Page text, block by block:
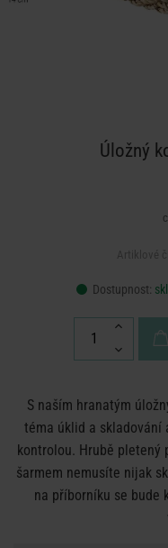
Úložný
Dostupnost:
S naším hranatým
téma úklid a skladování
kontrolou. Hrubě pletený
šarmem nemusíte nijak
na příborníku se bude